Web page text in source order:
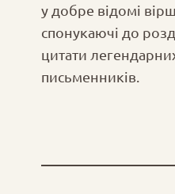
у добре відомі
спонукаючі до
цитати
письменників.